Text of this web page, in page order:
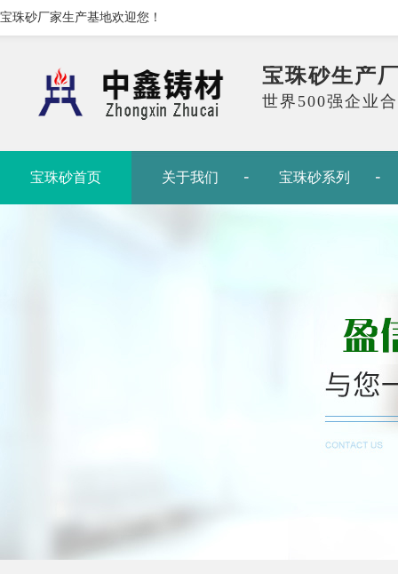
宝珠砂厂家生产基地欢迎您！
宝珠砂生产
世界500强企业
宝珠砂首页 关于我们 宝珠砂系列